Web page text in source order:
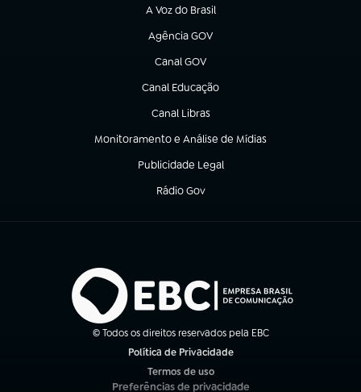
A Voz do Brasil
(abre em nova aba)
Agência GOV
(abre em nova aba)
Canal GOV
(abre em nova aba)
Canal Educação
(abre em nova aba)
Canal Libras
(abre em nova aba)
Monitoramento e Análise de Mídias
(abre em nova aba)
Publicidade Legal
(abre em nova aba)
Rádio Gov
(abre em nova aba)
© Todos os direitos reservados pela EBC
Política de Privacidade
Termos de uso
(abre em nova aba)
Preferências de privacidade